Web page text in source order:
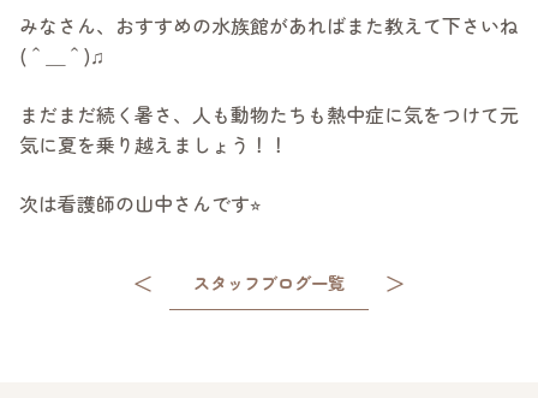
みなさん、おすすめの水族館があればまた教えて下さいね
(＾＿＾)♫
まだまだ続く暑さ、人も動物たちも熱中症に気をつけて元
気に夏を乗り越えましょう！！
次は看護師の山中さんです⭐︎
＜ スタッフブログ一覧 ＞